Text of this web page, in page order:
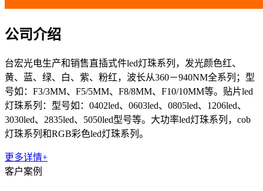
公司介绍
台宏光电生产和销售直插式件led灯珠系列，发光颜色红、
黄、蓝、绿、白、紫、粉红，波长从360－940NM全系列；型
号如：F3/3MM、F5/5MM、F8/8MM、F10/10MM等。贴片led
灯珠系列：型号如：0402led、0603led、0805led、1206led、
3030led、2835led、5050led型号等。大功率led灯珠系列，cob
灯珠系列和RGB彩色led灯珠系列。
更多详情+
客户案例